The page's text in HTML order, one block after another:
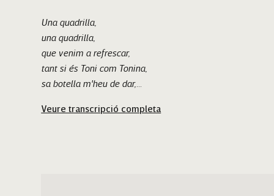
Una quadrilla,
una quadrilla,
que venim a refrescar,
tant si és Toni com Tonina,
sa botella m'heu de dar,
Tataxín, tataxín, tataxín.
Veure transcripció completa